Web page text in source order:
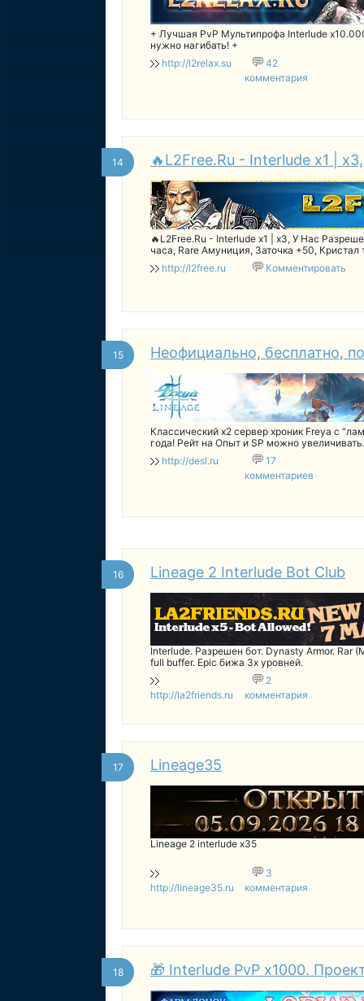
+ Лучшая PvP Мультипрофа Interlude
нужно нагибать! +
http://l2relax.su
42
комментария
14 🔥L2Free.Ru - Interlude x1 |
🔥L2Free.Ru - Interlude x1 | х3, У Нас
часа, Rare Амуниция, Заточка +50, Кристал
http://l2free.ru
Комментировать
15 Неофициально, бесплатно,
Классический x2 сервер хроник Freya с
года! Рейт на Опыт и SP можно
гарантированы!
http://desl.ru
17
комментариев
16 Lineage 2 Interlude Bot Club
Interlude. Разрешен бот. Dynasty Armor. Rar
full buffer. Epic бижа 3х уровней.
http://la2friends.ru
2
комментария
17 Lineage35
Lineage 2 interlude x35
http://lineage35.ru
3
комментария
18 🎁 Interlude PvP x1000.